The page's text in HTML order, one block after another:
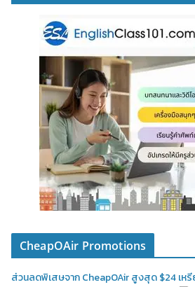
CheapOAir Promotions
ส่วนลดพิเสษจาก CheapOAir สูงสุด $24 เหรี